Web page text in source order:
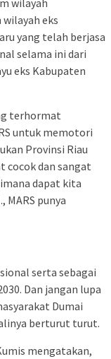
wilayah
eks
yang telah berjasa
selama ini dari
eks Kabupaten
terhormat
untuk memotori
Provinsi Riau
cocok dan sangat
dapat kita
MARS punya
serta sebagai
Dan jangan lupa
Dumai
berturut turut.
mengatakan,